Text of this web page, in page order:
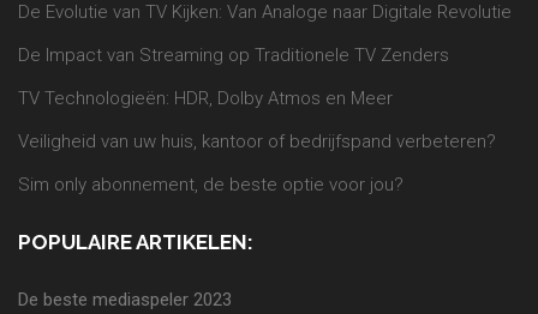
De Evolutie van TV Kijken: Van Analoge naar Digitale Revolutie
De Impact van Streaming op Traditionele TV Zenders
TV Technologieën: HDR, Dolby Atmos en Meer
Veiligheid van uw huis, kantoor of bedrijfspand verbeteren?
Sim only abonnement, de beste optie voor jou?
POPULAIRE ARTIKELEN:
De beste mediaspeler 2023